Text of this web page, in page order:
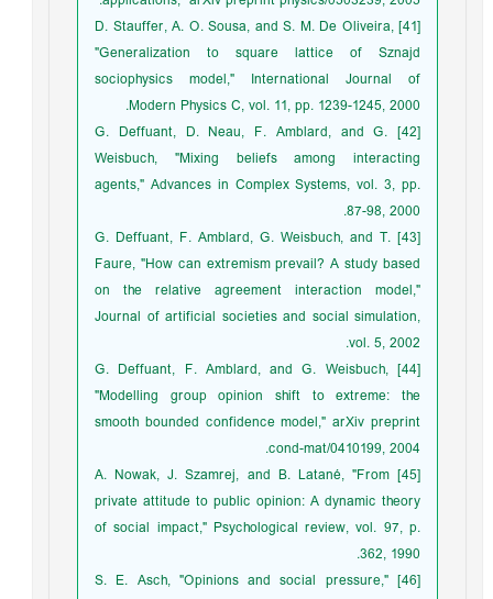
[41] D. Stauffer, A. O. Sousa, and S. M. De Oliveira,
"Generalization to square lattice of Sznajd
sociophysics model," International Journal of
Modern Physics C, vol. 11, pp. 1239-1245, 2000.
[42] G. Deffuant, D. Neau, F. Amblard, and G.
Weisbuch, "Mixing beliefs among interacting
agents," Advances in Complex Systems, vol. 3, pp.
87-98, 2000.
[43] G. Deffuant, F. Amblard, G. Weisbuch, and T.
Faure, "How can extremism prevail? A study based
on the relative agreement interaction model,"
Journal of artificial societies and social simulation,
vol. 5, 2002.
[44] G. Deffuant, F. Amblard, and G. Weisbuch,
"Modelling group opinion shift to extreme: the
smooth bounded confidence model," arXiv preprint
cond-mat/0410199, 2004.
[45] A. Nowak, J. Szamrej, and B. Latané, "From
private attitude to public opinion: A dynamic theory
of social impact," Psychological review, vol. 97, p.
362, 1990.
[46] S. E. Asch, "Opinions and social pressure,"